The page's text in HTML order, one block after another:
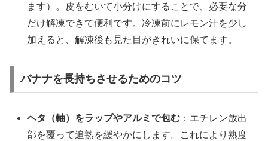
ます）。皮をむいて小分けにすることで、必要な分
だけ解凍できて便利です。冷凍前にレモン汁を少し
加えると、解凍後も見た目がきれいに保てます。
バナナを長持ちさせるためのコツ
ヘタ（軸）をラップやアルミで包む ：エチレン放出
部を覆って追熟を緩やかにします。これにより熟度